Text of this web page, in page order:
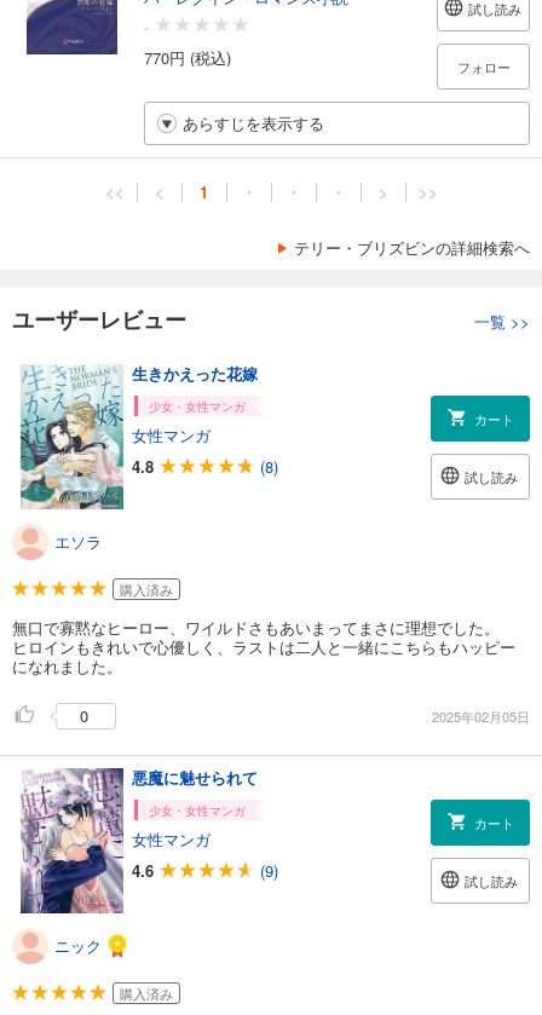
-
770円 (税込)
試し読み
フォロー
あらすじを表示する
<< < 1 ・ ・ ・ > >>
テリー・ブリズビンの詳細検索へ
ユーザーレビュー 一覧 >>
生きかえった花嫁
少女・女性マンガ
女性マンガ
4.8
(8)
カート
試し読み
エソラ
購入済み
無口で寡黙なヒーロー、ワイルドさもあいまってまさに理想でした。
ヒロインもきれいで心優しく、ラストは二人と一緒にこちらもハッピー
になれました。
0 2025年02月05日
悪魔に魅せられて
少女・女性マンガ
女性マンガ
4.6
(9)
カート
試し読み
ニック
購入済み